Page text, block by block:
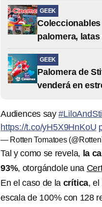
GEEK
palomera,
GEEK
Palomera de
venderá en
Audiences say
https://t.co/yH5X9HnKoU
— Rotten Tomatoes
Tal y como se revela, la
93%, otorgándole una
En el caso de la crítica, el
escala de 100% con 128